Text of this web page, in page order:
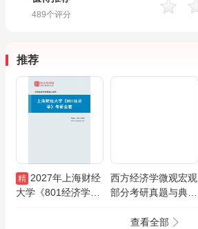
489个评分
推荐
精 2027年上海财经
大学《801经济学》
西方经济学微观宏观
部分考研真题与典型
查看全部